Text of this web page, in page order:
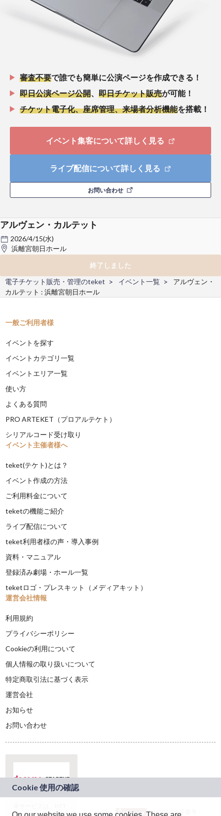
審査不要で誰でも簡単に公演ページを作成できる！
即日公演ページ公開
即日チケット販売が可能！
チケット電子化、座席管理、来場者分析機能を搭載！
イベント集客について詳しく見る
ライブ配信について詳しく見る
お問い合わせ
アルヴェン・カルテット
2026/4/15(水)
浜離宮朝日ホール
終了しました
電子チケット販売・管理のteket
イベント一覧
アルヴェン・
カルテット : 浜離宮朝日ホール
一般ご利用者様
イベントを探す
イベントカテゴリ一覧
イベントエリア一覧
使い方
よくある質問
PRO ARTEKET（プロアルテケト）
シリアルコード受け取り
イベント主催者様へ
teket(テケト)とは？
イベント作成の方法
ご利用料金について
teketの機能ご紹介
ライブ配信について
teket利用者様の声・導入事例
資料・マニュアル
登録済み劇場・ホール一覧
teketロゴ・プレスキット（メディアキット）
運営会社情報
利用規約
プライバシーポリシー
Cookieの利用について
個人情報の取り扱いについて
特定商取引法に基づく表示
運営会社
お知らせ
お問い合わせ
JASRAC許諾番号：